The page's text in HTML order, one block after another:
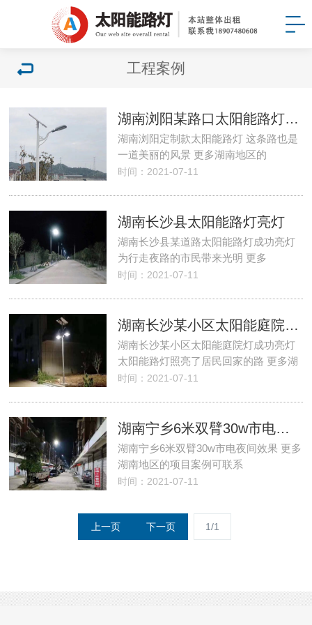
工程案例
湖南浏阳某路口太阳能路灯亮灯
湖南浏阳定制款太阳能路灯 这条路也是
一道美丽的风景 更多湖南地区的
时间：2021-07-11
湖南长沙县太阳能路灯亮灯
湖南长沙县某道路太阳能路灯成功亮灯
为行走夜路的市民带来光明 更多
时间：2021-07-11
湖南长沙某小区太阳能庭院灯亮灯
湖南长沙某小区太阳能庭院灯成功亮灯
太阳能路灯照亮了居民回家的路 更多湖
时间：2021-07-11
湖南宁乡6米双臂30w市电夜间效果
湖南宁乡6米双臂30w市电夜间效果 更多
湖南地区的项目案例可联系
时间：2021-07-11
上一页 下一页 1/1